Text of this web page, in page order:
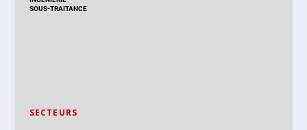
SOUS-TRAITANCE
SECTEURS